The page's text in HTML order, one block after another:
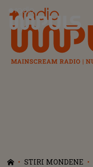
Radio Impuls
STIRI MONDENE